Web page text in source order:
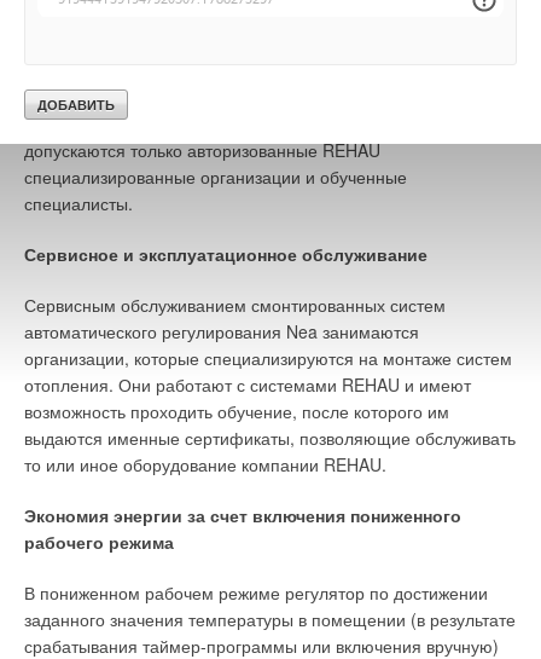
распаячной коробке, так и непосредственно на стене. К
сборке системы автоматического регулирования Nea
допускаются только авторизованные REHAU
специализированные организации и обученные
специалисты.
Сервисное и эксплуатационное обслуживание
Сервисным обслуживанием смонтированных систем
автоматического регулирования Nea занимаются
организации, которые специализируются на монтаже систем
отопления. Они работают с системами REHAU и имеют
возможность проходить обучение, после которого им
выдаются именные сертификаты, позволяющие обслуживать
то или иное оборудование компании REHAU.
Экономия энергии за счет включения пониженного
рабочего режима
В пониженном рабочем режиме регулятор по достижении
заданного значения температуры в помещении (в результате
срабатывания таймер-программы или включения вручную)